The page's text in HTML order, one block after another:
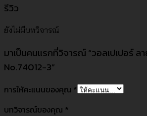
รีวิว
ยังไม่มีบทวิจารณ์
มาเป็นคนแรกที่วิจารณ์ “วอลเปเปอร์ ล
No.74012-3”
การให้คะแนนของคุณ *
บทวิจารณ์ของคุณ *